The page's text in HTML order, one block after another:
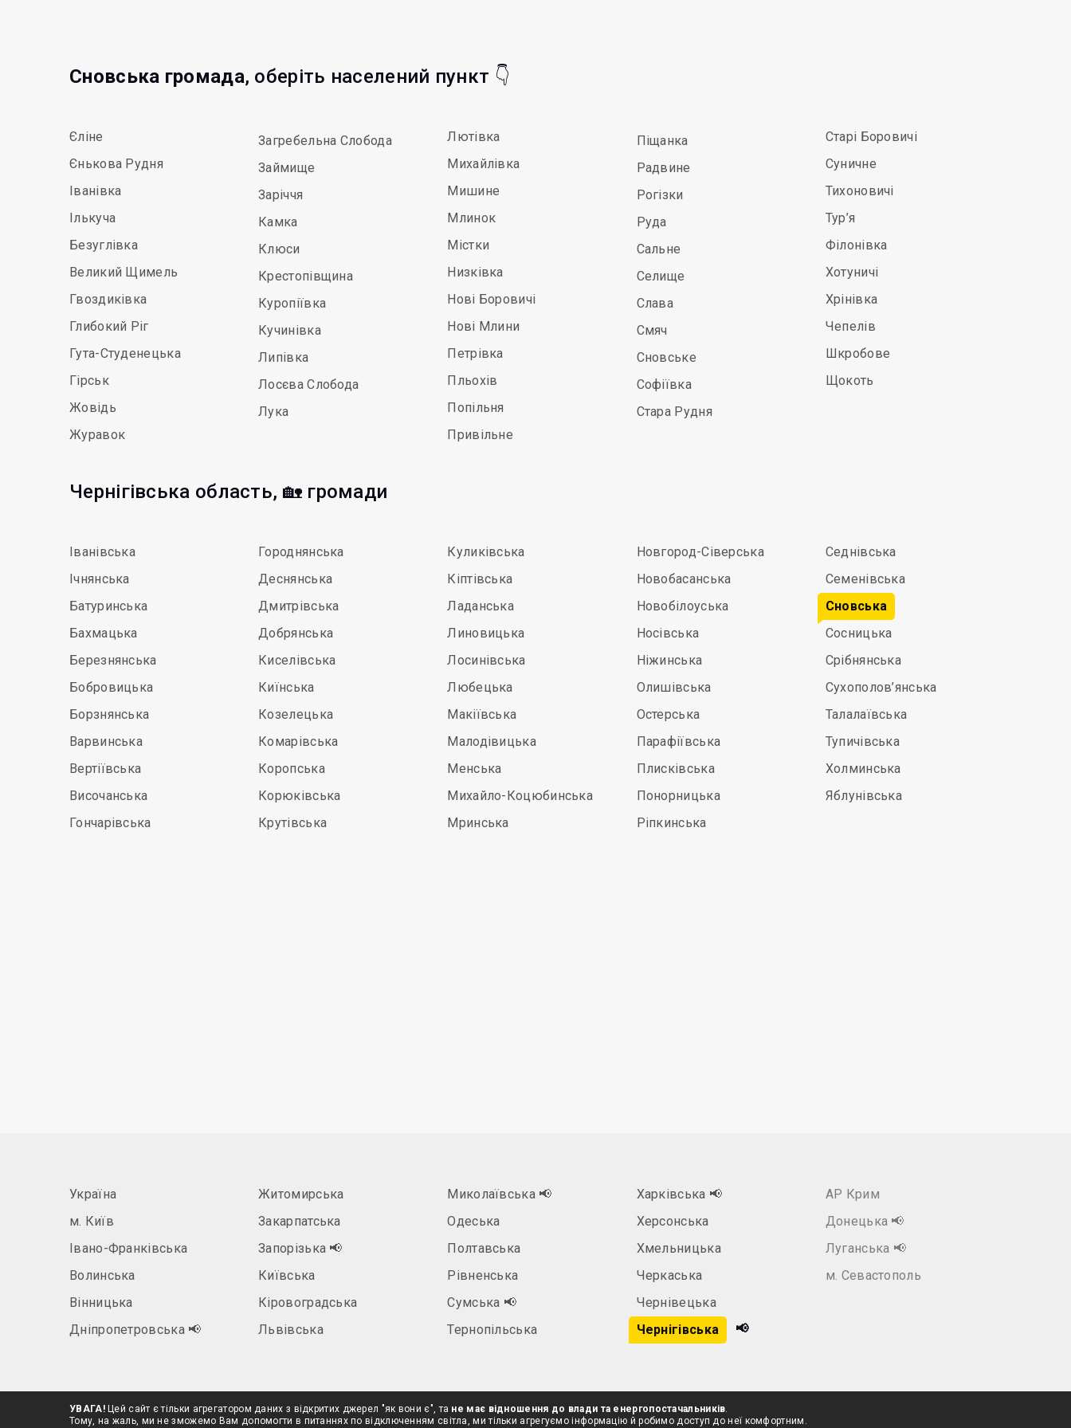
Сновська громада, оберіть населений пункт 👇
Єліне
Єнькова Рудня
Іванівка
Ількуча
Безуглівка
Великий Щимель
Гвоздиківка
Глибокий Ріг
Гута-Студенецька
Гірськ
Жовідь
Журавок
Загребельна Слобода
Займище
Заріччя
Камка
Клюси
Крестопівщина
Куропіївка
Кучинівка
Липівка
Лосєва Слобода
Лука
Лютівка
Михайлівка
Мишине
Млинок
Містки
Низківка
Нові Боровичі
Нові Млини
Петрівка
Пльохів
Попільня
Привільне
Піщанка
Радвине
Рогізки
Руда
Сальне
Селище
Слава
Смяч
Сновське
Софіївка
Стара Рудня
Старі Боровичі
Суничне
Тихоновичі
Тур’я
Філонівка
Хотуничі
Хрінівка
Чепелів
Шкробове
Щокоть
Чернігівська область, 🏡 громади
Іванівська
Ічнянська
Батуринська
Бахмацька
Березнянська
Бобровицька
Борзнянська
Варвинська
Вертіївська
Височанська
Гончарівська
Городнянська
Деснянська
Дмитрівська
Добрянська
Киселівська
Киїнська
Козелецька
Комарівська
Коропська
Корюківська
Крутівська
Куликівська
Кіптівська
Ладанська
Линовицька
Лосинівська
Любецька
Макіївська
Малодівицька
Менська
Михайло-Коцюбинська
Мринська
Новгород-Сіверська
Новобасанська
Новобілоуська
Носівська
Ніжинська
Олишівська
Остерська
Парафіївська
Плисківська
Понорницька
Ріпкинська
Седнівська
Семенівська
Сновська
Сосницька
Срібнянська
Сухополов’янська
Талалаївська
Тупичівська
Холминська
Яблунівська
Україна
м. Київ
Івано-Франківська
Волинська
Вінницька
Дніпропетровська 📢
Житомирська
Закарпатська
Запорізька 📢
Київська
Кіровоградська
Львівська
Миколаївська 📢
Одеська
Полтавська
Рівненська
Сумська 📢
Тернопільська
Харківська 📢
Херсонська
Хмельницька
Черкаська
Чернівецька
Чернігівська
📢
АР Крим
Донецька 📢
Луганська 📢
м. Севастополь
УВАГА!Цей сайт є тільки агрегатором даних з відкритих джерел "як вони є", та не має відношення до влади та енергопостачальників.
Тому, на жаль, ми не зможемо Вам допомогти в питаннях по відключенням світла, ми тільки агрегуємо інформацію й робимо доступ до неї комфортним.